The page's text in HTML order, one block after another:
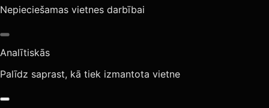
Nepieciešamas vietnes darbībai
Analītiskās
Palīdz saprast, kā tiek izmantota vietne